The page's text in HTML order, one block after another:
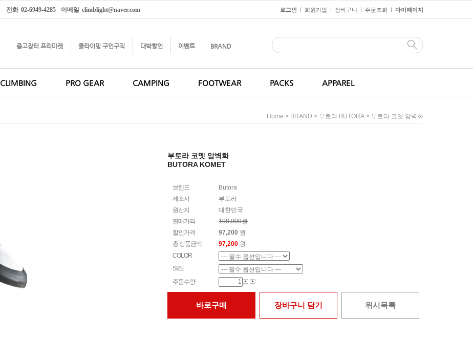
전화 02-6949-4285 이메일 climblight@naver.com 로그인 ㅣ 회원가입 ㅣ 장바구니 ㅣ 주문조회 ㅣ 마이페이지
중고장터 프리마켓 클라이밍 구인구직 대박할인 이벤트 BRAND
CLIMBING PRO GEAR CAMPING FOOTWEAR PACKS APPAREL
Home > BRAND > 부토라 BUTORA > 부토라 코멧 암벽화
부토라 코멧 암벽화
BUTORA KOMET
브랜드
Butora
제조사
부토라
원산지
대한민국
판매가격
108,000원
할인가격
97,200 원
총 상품금액
97,200 원
COLOR
SIZE
주문수량
바로구매 장바구니 담기 위시목록